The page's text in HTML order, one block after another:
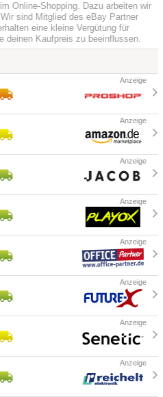
Online-Shopping. Dazu arbeiten wir
sind Mitglied des eBay Partner
eine kleine Vergütung für
deinen Kaufpreis zu beeinflussen.